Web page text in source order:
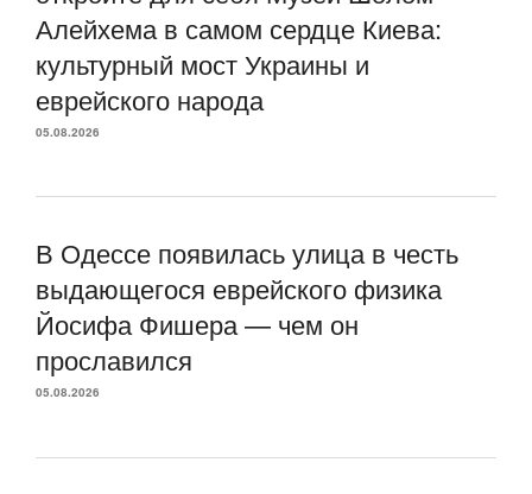
Алейхема в самом сердце Киева:
культурный мост Украины и
еврейского народа
05.08.2026
В Одессе появилась улица в честь
выдающегося еврейского физика
Йосифа Фишера — чем он
прославился
05.08.2026